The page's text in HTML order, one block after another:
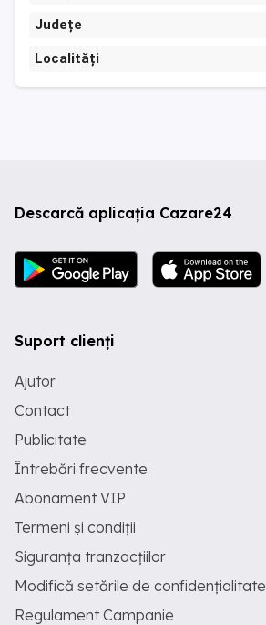
Județe
Localități
Descarcă aplicația Cazare24
Suport clienți
Ajutor
Contact
Publicitate
Întrebări frecvente
Abonament VIP
Termeni și condiții
Siguranța tranzacțiilor
Modifică setările de confidențialitate
Regulament Campanie